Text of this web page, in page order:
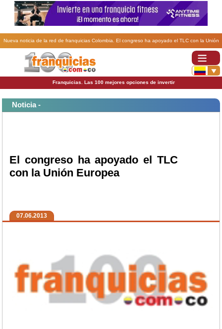
Nueva noticia de la red de franquicias Colombia. El congreso ha apoyado el TLC con la Unión
Franquicias. Las 100 mejores opciones de invertir
Noticia -
El congreso ha apoyado el TLC
con la Unión Europea
07.06.2013